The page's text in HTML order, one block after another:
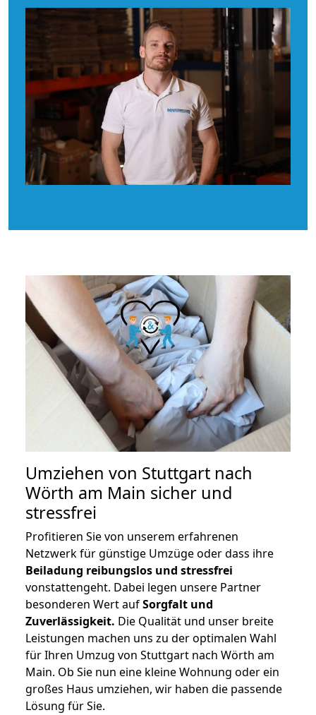
Umziehen von Stuttgart nach
Wörth am Main sicher und
stressfrei
Profitieren Sie von unserem erfahrenen
Netzwerk für günstige Umzüge oder dass ihre
Beiladung reibungslos und stressfrei
vonstattengeht. Dabei legen unsere Partner
besonderen Wert aufSorgfalt und
Zuverlässigkeit. Die Qualität und unser breite
Leistungen machen uns zu der optimalen Wahl
für Ihren Umzug von Stuttgart nach Wörth am
Main. Ob Sie nun eine kleine Wohnung oder ein
großes Haus umziehen, wir haben die passende
Lösung für Sie.